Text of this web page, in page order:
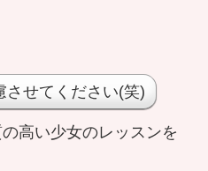
させてください(笑)
高い少女のレッスンを